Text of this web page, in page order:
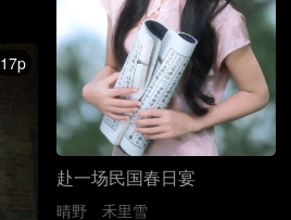
赴一场民国春日宴
晴野 禾里雪
17p